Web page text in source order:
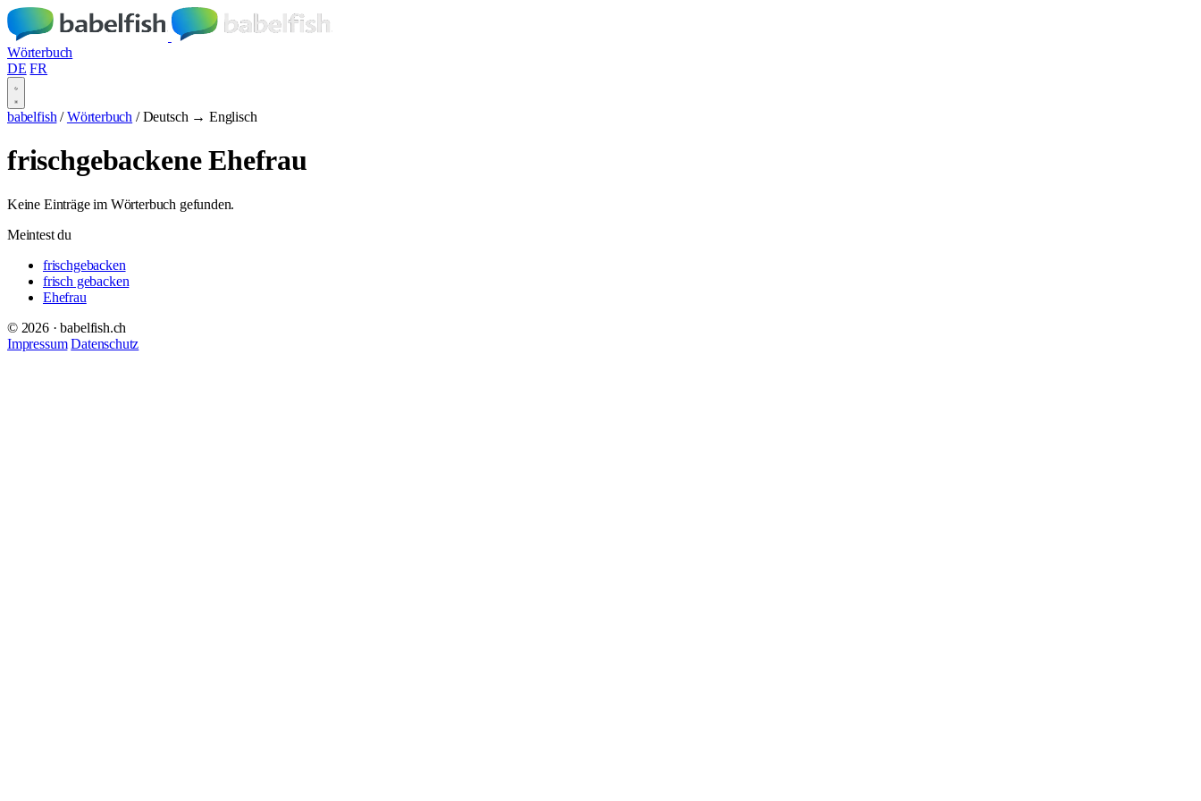
Wörterbuch
DE FR
babelfish / Wörterbuch / Deutsch → Englisch
frischgebackene Ehefrau
Keine Einträge im Wörterbuch gefunden.
Meintest du
frischgebacken
frisch gebacken
Ehefrau
© 2026 · babelfish.ch
Impressum Datenschutz